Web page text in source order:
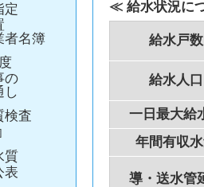
定
者名簿
の
し
検査
質
表
≪ 給水状況に
給水戸数
給水人口
一日最大給
年間有収
導・送水管